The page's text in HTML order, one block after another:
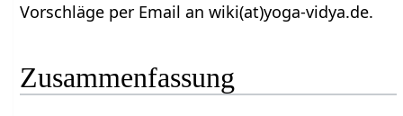
Vorschläge per Email an wiki(at)yoga-vidya.de.
Zusammenfassung